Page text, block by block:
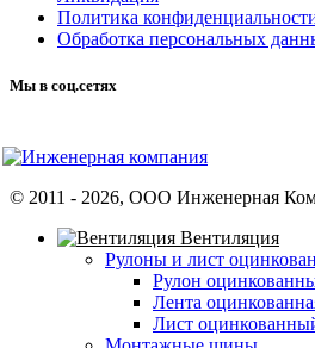
Политика
Обработка персональных
Мы в соц.сетях
© 2011 - 2026, ООО Инженерная
Вентиляция
Рулоны и лист
Рулон
Лента
Лист